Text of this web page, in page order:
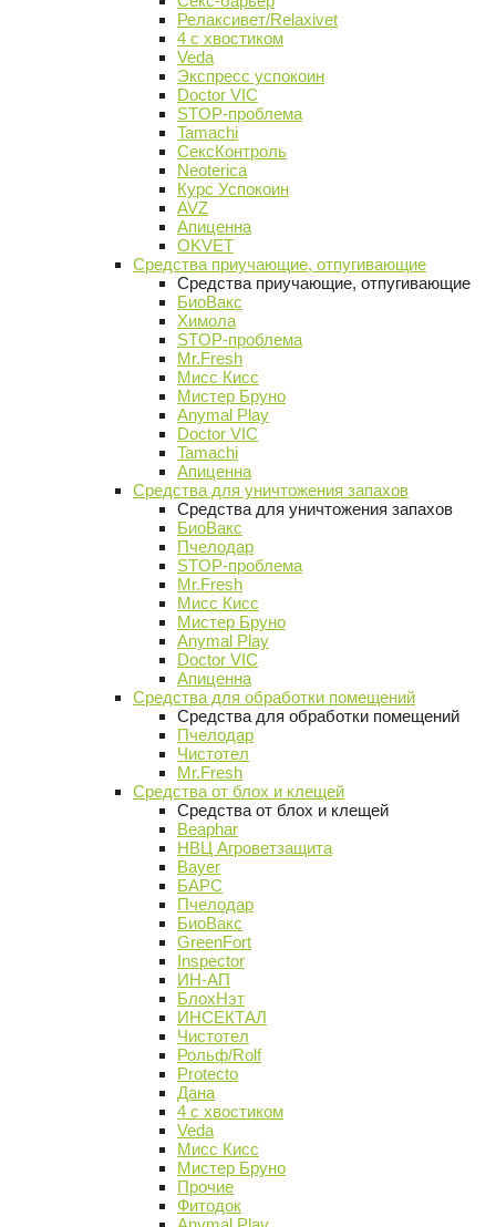
Релаксивет/Relaxivet
4 с хвостиком
Veda
Экспресс успокоин
Doctor VIC
STOP-проблема
Tamachi
СексКонтроль
Neoterica
Курс Успокоин
AVZ
Апиценна
OKVET
Средства приучающие, отпугивающие
Средства приучающие, отпугивающие
БиоВакс
Химола
STOP-проблема
Mr.Fresh
Мисс Кисс
Мистер Бруно
Anymal Play
Doctor VIC
Tamachi
Апиценна
Средства для уничтожения запахов
Средства для уничтожения запахов
БиоВакс
Пчелодар
STOP-проблема
Mr.Fresh
Мисс Кисс
Мистер Бруно
Anymal Play
Doctor VIC
Апиценна
Средства для обработки помещений
Средства для обработки помещений
Пчелодар
Чистотел
Mr.Fresh
Средства от блох и клещей
Средства от блох и клещей
Beaphar
НВЦ Агроветзащита
Bayer
БАРС
Пчелодар
БиоВакс
GreenFort
Inspector
ИН-АП
БлохНэт
ИНСЕКТАЛ
Чистотел
Рольф/Rolf
Protecto
Дана
4 с хвостиком
Veda
Мисс Кисс
Мистер Бруно
Прочие
Фитодок